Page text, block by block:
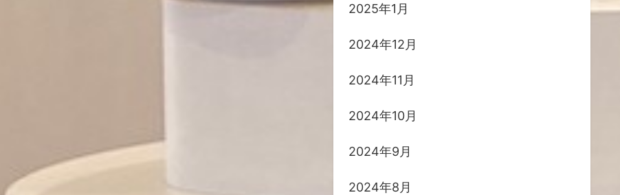
2025年1月
2024年12月
2024年11月
2024年10月
2024年9月
2024年8月